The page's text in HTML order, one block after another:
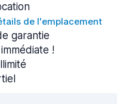
de l'emplacement
garantie
!